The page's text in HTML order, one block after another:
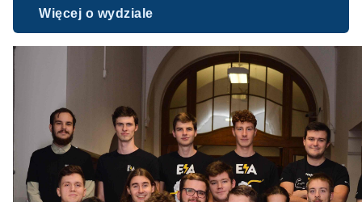
Więcej o wydziale